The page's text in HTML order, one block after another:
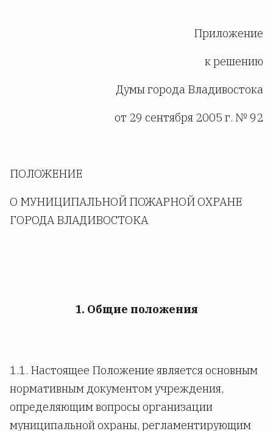
Приложение
к решению
Думы города Владивостока
от 29 сентября 2005 г. № 92
ПОЛОЖЕНИЕ
О МУНИЦИПАЛЬНОЙ ПОЖАРНОЙ ОХРАНЕ
ГОРОДА ВЛАДИВОСТОКА
1. Общие положения
1.1. Настоящее Положение является основным
нормативным документом учреждения,
определяющим вопросы организации
муниципальной охраны, регламентирующим